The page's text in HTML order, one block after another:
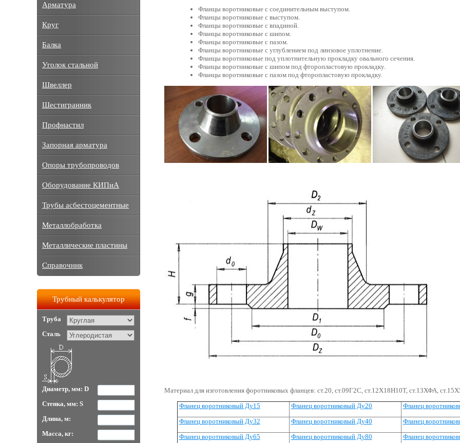
Фланцы воротниковые с соединительным выступом.
Фланцы воротниковые с выступом.
Фланцы воротниковые с впадиной.
Фланцы воротниковые с шипом.
Фланцы воротниковые с пазом.
Фланцы воротниковые с углублением под линзовое уплотнение.
Фланцы воротниковые под уплотнительную прокладку овального сечения.
Фланцы воротниковые с шипом под фторопластовую прокладку.
Фланцы воротниковые с пазом под фторопластовую прокладку.
Материал для изготовления форотниковых фланцев: ст.20, ст.09Г2С, ст.12Х18Н10Т, ст.13ХФА,
Фланец воротниковый Ду15
Фланец воротниковый Ду20
Фланец
Фланец воротниковый Ду32
Фланец воротниковый Ду40
Фланец
Фланец воротниковый Ду65
Фланец воротниковый Ду80
Фланец
Арматура
Круг
Балка
Уголок стальной
Швеллер
Шестигранник
Профнастил
Запорная арматура
Опоры трубопроводов
Оборудование КИПиА
Трубы асбестоцементные
Металлобработка
Металлические пластины
Справочник
Трубный калькулятор
Труба
Сталь
Диаметр, мм: D
Стенка, мм: S
Длина, м:
Масса, кг: